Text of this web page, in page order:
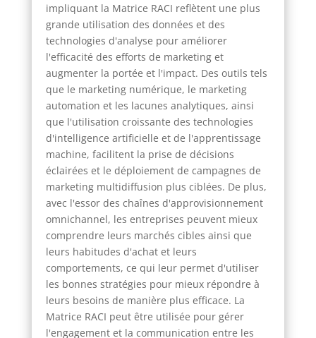
impliquant la Matrice RACI reflètent une plus
grande utilisation des données et des
technologies d'analyse pour améliorer
l'efficacité des efforts de marketing et
augmenter la portée et l'impact. Des outils tels
que le marketing numérique, le marketing
automation et les lacunes analytiques, ainsi
que l'utilisation croissante des technologies
d'intelligence artificielle et de l'apprentissage
machine, facilitent la prise de décisions
éclairées et le déploiement de campagnes de
marketing multidiffusion plus ciblées. De plus,
avec l'essor des chaînes d'approvisionnement
omnichannel, les entreprises peuvent mieux
comprendre leurs marchés cibles ainsi que
leurs habitudes d'achat et leurs
comportements, ce qui leur permet d'utiliser
les bonnes stratégies pour mieux répondre à
leurs besoins de manière plus efficace. La
Matrice RACI peut être utilisée pour gérer
l'engagement et la communication entre les